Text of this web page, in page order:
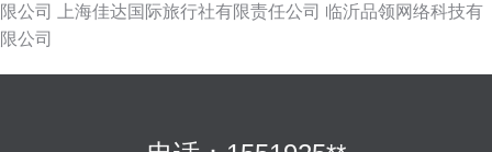
限公司
上海佳达国际旅行社有限责任公司 临沂品领网络科技有
限公司